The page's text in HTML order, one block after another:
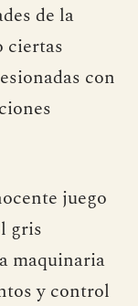
de la
ciertas
con
juego
gris
maquinaria
y control